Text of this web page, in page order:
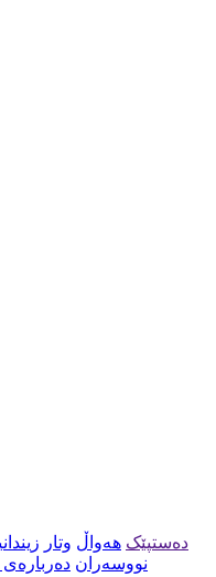
دەستپێک هەواڵ وتار
نووسەران دەربارەی